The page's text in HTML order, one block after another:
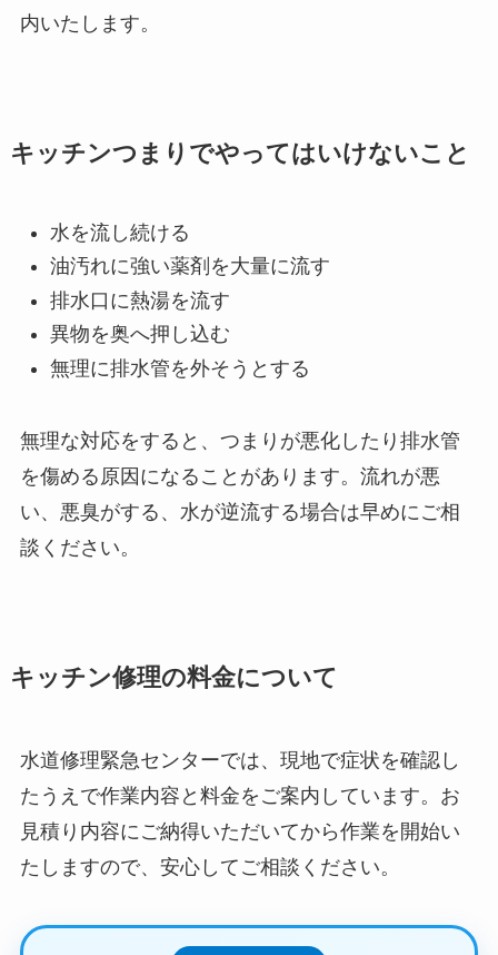
内いたします。
キッチンつまりでやってはいけないこと
水を流し続ける
油汚れに強い薬剤を大量に流す
排水口に熱湯を流す
異物を奥へ押し込む
無理に排水管を外そうとする
無理な対応をすると、つまりが悪化したり排水管
を傷める原因になることがあります。流れが悪
い、悪臭がする、水が逆流する場合は早めにご相
談ください。
キッチン修理の料金について
水道修理緊急センターでは、現地で症状を確認し
たうえで作業内容と料金をご案内しています。お
見積り内容にご納得いただいてから作業を開始い
たしますので、安心してご相談ください。